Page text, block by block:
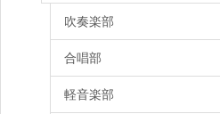
吹奏楽部
合唱部
軽音楽部